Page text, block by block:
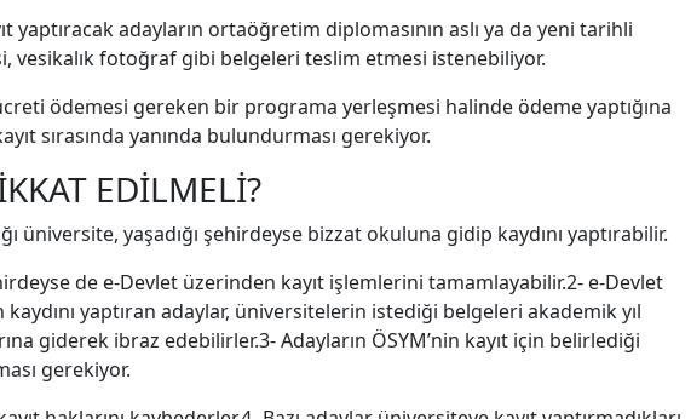
yaptıracak adayların ortaöğretim diplomasının aslı ya da yeni tarihli
vesikalık fotoğraf gibi belgeleri teslim etmesi istenebiliyor.
ödemesi gereken bir programa yerleşmesi halinde ödeme yaptığına
sırasında yanında bulundurması gerekiyor.
EDİLMELİ?
üniversite, yaşadığı şehirdeyse bizzat okuluna gidip kaydını yaptırabilir.
de e-Devlet üzerinden kayıt işlemlerini tamamlayabilir.2- e-Devlet
yaptıran adaylar, üniversitelerin istediği belgeleri akademik yıl
giderek ibraz edebilirler.3- Adayların ÖSYM’nin kayıt için belirlediği
gerekiyor.